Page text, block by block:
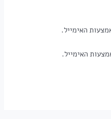
האימייל.
האימייל.